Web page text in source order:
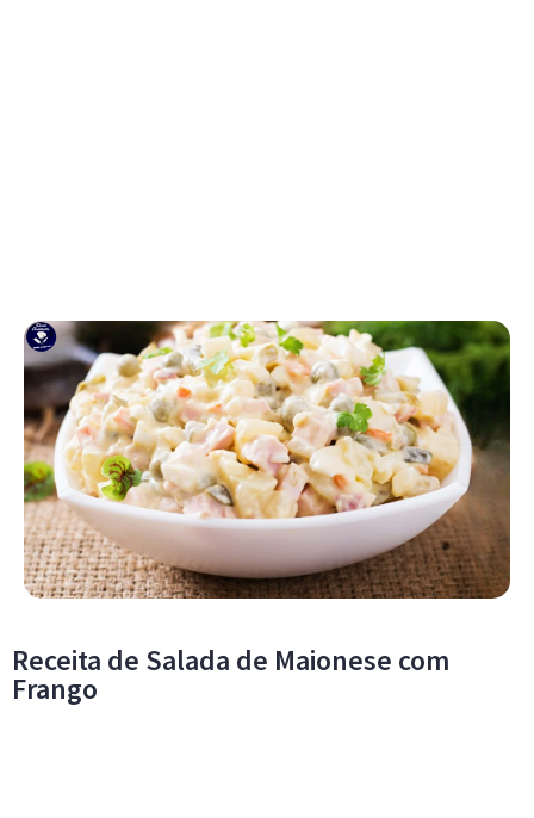
Receita de Salada de Maionese com
Frango